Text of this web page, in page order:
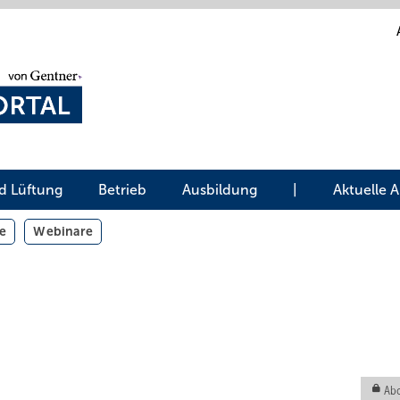
Lüftung Betrieb Ausbildung Aktuelle
Webinare